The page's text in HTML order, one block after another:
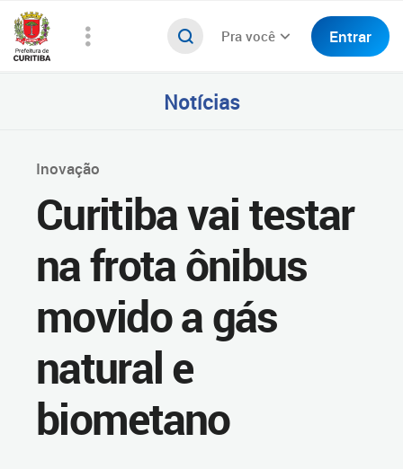
Pra você Entrar
Notícias
Inovação
Curitiba vai testar
na frota ônibus
movido a gás
natural e
biometano